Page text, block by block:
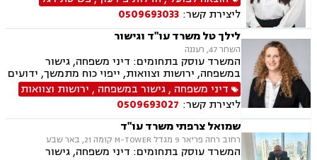
הסכמי ממון, מזונות, משמורת, גירושין, חלוקת רכוש,
זמני שהות, ניכור הורי
ליצירת קשר: 0509693033
לילך טל משרד עו"ד וגישור
השחר 47, רעננה
המשרד עוסק בתחומים: דיני משפחה, גישור
במשפחה, ירושות וצוואות, ייפוי כוח מתמשך, ידועים
בציבור, אפוטרופסות, הסכמי ממון, מזונות, משמורת,
גירושין, הורות חד מינית, נישואים אזרחיים, ידועים
בציבור, חלוקת רכוש, מעמד אישי, תיאום הורי, זמני
שהות, עסקאות מתנה, גישור ובוררויות, גישור עסקי,
דיני חברות, סכסוך בין בעלי מניות, דיני צרכנות
ותיירות, משפט אזרחי, סכסוך שכנים.
דיני משפחה ,גישור במשפחה , ירושות וצוואות
ליצירת קשר: 0509693027
שמואל צרפתי משרד עו"ד
רחוב רחה פריאר 9 מגדל M-TOWER קומה 21, באר שבע
המשרד עוסק בתחומים: דיני משפחה, גישור